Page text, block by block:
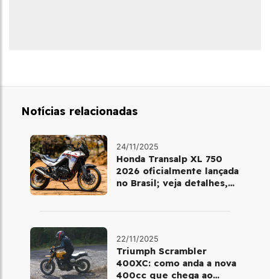
Notícias relacionadas
24/11/2025
Honda Transalp XL 750
2026 oficialmente lançada
no Brasil; veja detalhes,
22/11/2025
Triumph Scrambler
400XC: como anda a nova
400cc que chega ao